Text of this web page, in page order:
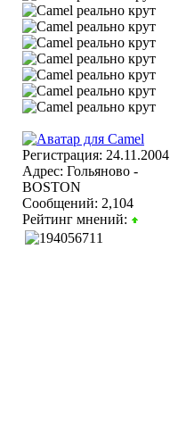
Регистрация: 24.11.2004
Адрес: Гольяново -
BOSTON
Сообщений: 2,104
Рейтинг мнений: